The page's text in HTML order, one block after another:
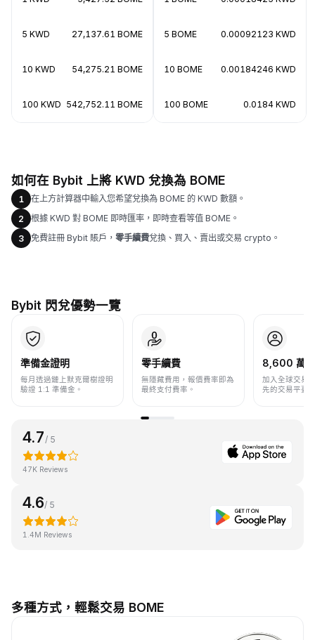
5 KWD 27,137.61 BOME
10 KWD 54,275.21 BOME
100 KWD 542,752.11 BOME
5 BOME 0.00092123 KWD
10 BOME 0.00184246 KWD
100 BOME 0.0184 KWD
如何在 Bybit 上將 KWD 兌換為 BOME
1
在上方計算器中輸入您希望兌換為 BOME 的 KWD 數額。
2
根據 KWD 對 BOME 即時匯率，即時查看等值 BOME。
3
免費註冊 Bybit 賬戶， 零手續費兌換、買入、賣出或交易 crypto。
Bybit 閃兌優勢一覽
準備金證明
每月透過鏈上默克爾樹證明
驗證 1:1 準備金。
零手續費
無隱藏費用，報價費率即為
最終支付費率。
8,600 萬+
加入全球交易
先的交易平臺
4.7/ 5
47K Reviews
4.6/ 5
1.4M Reviews
多種方式，輕鬆交易 BOME